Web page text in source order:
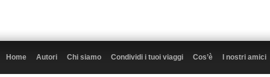
Home Autori Chi siamo Condividi i tuoi viaggi Cos’è I nostri amici